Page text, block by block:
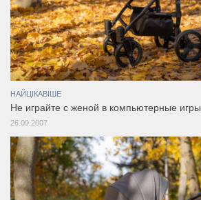
НАЙЦІКАВІШЕ
Не играйте с женой в компьютерные игры
26.09.2007